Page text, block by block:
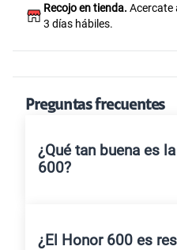
Recojo en tienda. Acercate
3 días hábiles.
Preguntas frecuentes
¿Qué tan buena es
600?
¿El Honor 600 es